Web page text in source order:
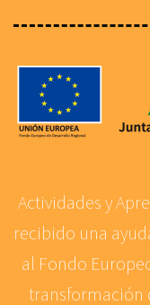
Actividades y
recibido una
al Fondo
transformación